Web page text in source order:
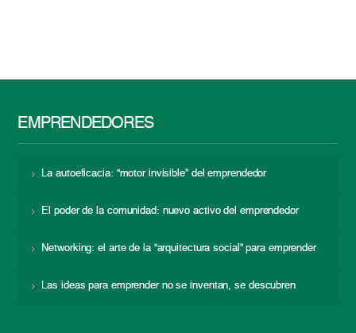
EMPRENDEDORES
La autoeficacia: “motor invisible” del emprendedor
El poder de la comunidad: nuevo activo del emprendedor
Networking: el arte de la “arquitectura social” para emprender
Las ideas para emprender no se inventan, se descubren